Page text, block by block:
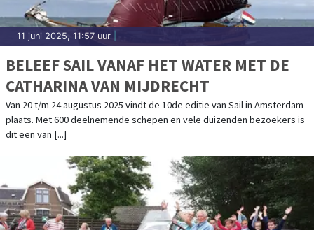
11 juni 2025, 11:57 uur
BELEEF SAIL VANAF HET WATER MET DE
CATHARINA VAN MIJDRECHT
Van 20 t/m 24 augustus 2025 vindt de 10de editie van Sail in Amsterdam
plaats. Met 600 deelnemende schepen en vele duizenden bezoekers is
dit een van [...]